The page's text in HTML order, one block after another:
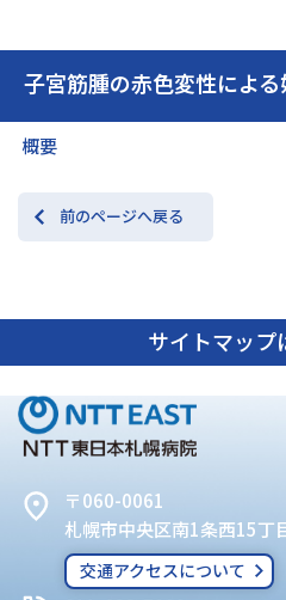
交通アクセス
子宮筋腫の赤色変性によ
概要
前のページへ戻る
サイトマップ
〒060-0061
札幌市中央区南1条西15丁
交通アクセスについて